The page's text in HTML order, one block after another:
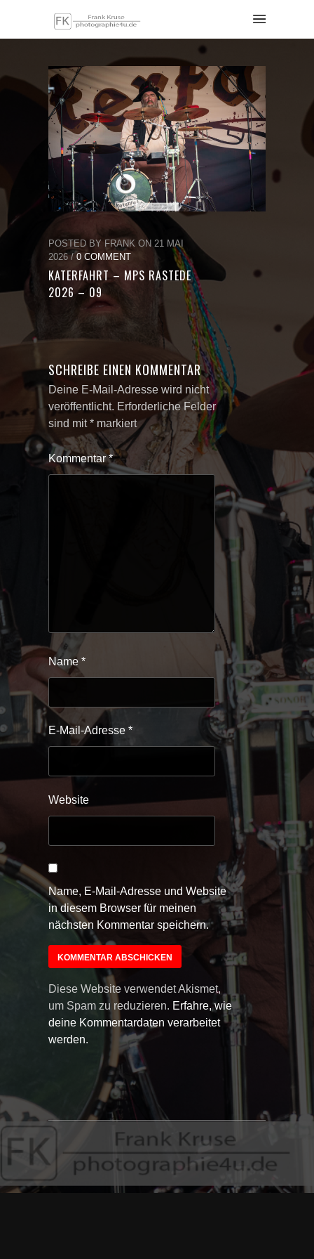
POSTED BY FRANK ON 21 MAI
2026 / 0 COMMENT
KATERFAHRT – MPS RASTEDE
2026 – 09
SCHREIBE EINEN KOMMENTAR
Deine E-Mail-Adresse wird nicht
veröffentlicht. Erforderliche Felder
sind mit* markiert
Kommentar*
Name *
E-Mail-Adresse *
Website
Name, E-Mail-Adresse und Website
in diesem Browser für meinen
nächsten Kommentar speichern.
Diese Website verwendet Akismet,
um Spam zu reduzieren. Erfahre, wie
deine Kommentardaten verarbeitet
werden.